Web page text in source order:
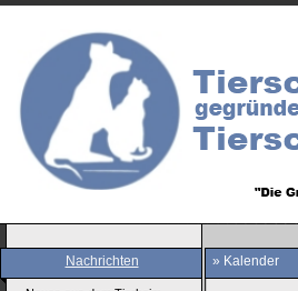
Nachrichten » Kalender